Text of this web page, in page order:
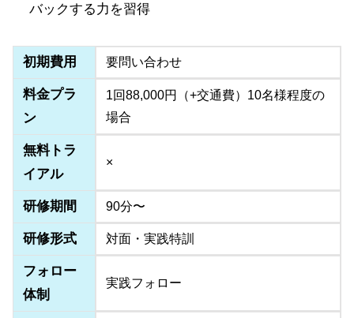
バックする力を習得
初期費用 要問い合わせ
料金プラ
ン
1回88,000円（+交通費）10名様程度の
場合
無料トラ
イアル
×
研修期間 90分〜
研修形式 対面・実践特訓
フォロー
体制
実践フォロー